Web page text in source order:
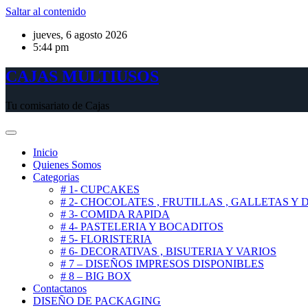
Saltar al contenido
jueves, 6 agosto 2026
5:44 pm
CAJAS MULTIUSOS
Tu comisariato de Cajas
Inicio
Quienes Somos
Categorias
# 1- CUPCAKES
# 2- CHOCOLATES , FRUTILLAS , GALLETAS Y
# 3- COMIDA RAPIDA
# 4- PASTELERIA Y BOCADITOS
# 5- FLORISTERIA
# 6- DECORATIVAS , BISUTERIA Y VARIOS
# 7 – DISEÑOS IMPRESOS DISPONIBLES
# 8 – BIG BOX
Contactanos
DISEÑO DE PACKAGING